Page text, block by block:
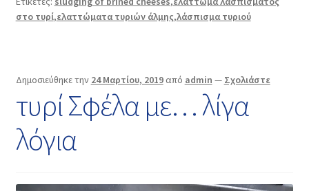
στο τυρί,ελαττώματα τυριών άλμης,λάσπισμα τυριού
Δημοσιεύθηκε την 24 Μαρτίου, 2019 από admin — Σχολιάστε
τυρί Σφέλα με… λίγα
λόγια